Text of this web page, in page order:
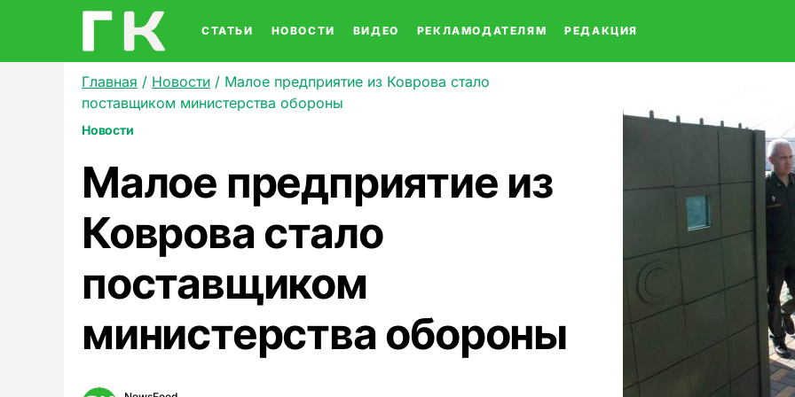
СТАТЬИ НОВОСТИ ВИДЕО РЕКЛАМОДАТЕЛЯМ РЕДАКЦИЯ
Главная / Новости / Малое предприятие из Коврова стало
поставщиком министерства обороны
Новости
Малое предприятие из
Коврова стало
поставщиком
министерства обороны